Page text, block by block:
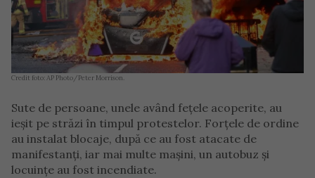
Credit foto: AP Photo/Peter Morrison.
Sute de persoane, unele având fețele acoperite, au
ieșit pe străzi în timpul protestelor. Forțele de ordine
au instalat blocaje, după ce au fost atacate de
manifestanți, iar mai multe mașini, un autobuz și
locuințe au fost incendiate.